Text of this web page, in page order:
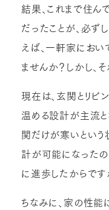
結果、これまで住ん
だったことが、必ず
えば、一軒家におい
ませんか？しかし、
現在は、玄関とリビ
温める設計が主流と
関だけが寒いという
計が可能になった
に進歩したからです
ちなみに、家の性能